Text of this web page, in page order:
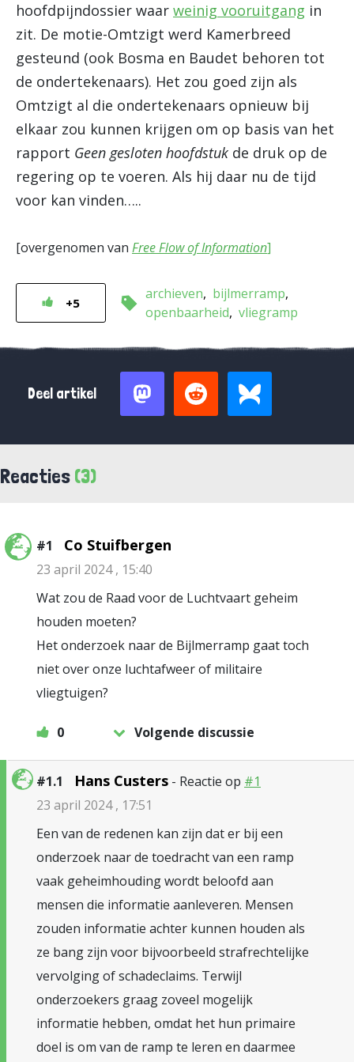
hoofdpijndossier waar weinig vooruitgang in
zit. De motie-Omtzigt werd Kamerbreed
gesteund (ook Bosma en Baudet behoren tot
de ondertekenaars). Het zou goed zijn als
Omtzigt al die ondertekenaars opnieuw bij
elkaar zou kunnen krijgen om op basis van het
rapport Geen gesloten hoofdstuk de druk op de
regering op te voeren. Als hij daar nu de tijd
voor kan vinden…..
[overgenomen van Free Flow of Information]
+5
archieven
bijlmerramp
openbaarheid vliegramp
Deel artikel
Reacties (3)
#1 Co Stuifbergen
23 april 2024 , 15:40
Wat zou de Raad voor de Luchtvaart geheim
houden moeten?
Het onderzoek naar de Bijlmerramp gaat toch
niet over onze luchtafweer of militaire
vliegtuigen?
0 Volgende discussie
#1.1 Hans Custers - Reactie op #1
23 april 2024 , 17:51
Een van de redenen kan zijn dat er bij een
onderzoek naar de toedracht van een ramp
vaak geheimhouding wordt beloofd aan
mensen die informatie aanleveren. Mensen
zouden informatie achter kunnen houden als
ze bang zijn voor bijvoorbeeld strafrechtelijke
vervolging of schadeclaims. Terwijl
onderzoekers graag zoveel mogelijk
informatie hebben, omdat het hun primaire
doel is om van de ramp te leren en daarmee